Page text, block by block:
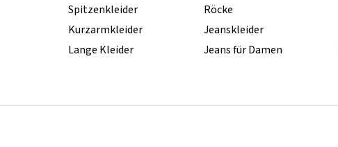
Spitzenkleider
Kurzarmkleider
Lange Kleider
Röcke
Jeanskleider
Jeans für Damen